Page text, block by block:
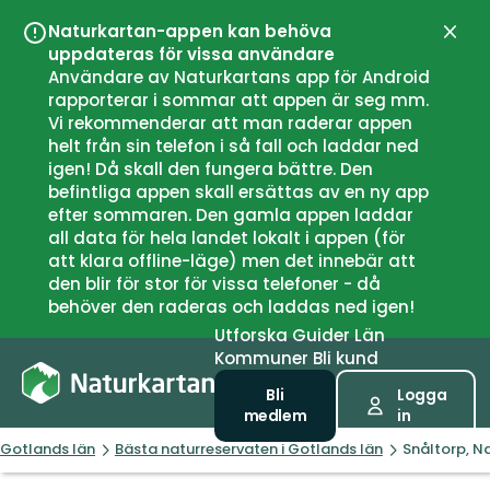
Naturkartan-appen kan behöva
uppdateras för vissa användare
Användare av Naturkartans app för Android
rapporterar i sommar att appen är seg mm.
Vi rekommenderar att man raderar appen
helt från sin telefon i så fall och laddar ned
igen! Då skall den fungera bättre. Den
befintliga appen skall ersättas av en ny app
efter sommaren. Den gamla appen laddar
all data för hela landet lokalt i appen (för
att klara offline-läge) men det innebär att
den blir för stor för vissa telefoner - då
behöver den raderas och laddas ned igen!
UtforskaGuiderLän
Kommuner Bli kund
Bli
medlem
Logga
in
Gotlands län Bästa naturreservaten i Gotlands län Snåltorp,